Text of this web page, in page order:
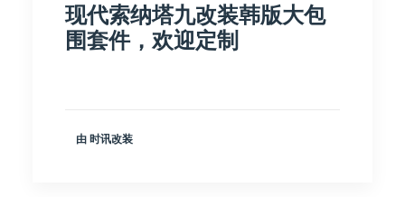
现代索纳塔九改装韩版大包
围套件，欢迎定制
由 时讯改装